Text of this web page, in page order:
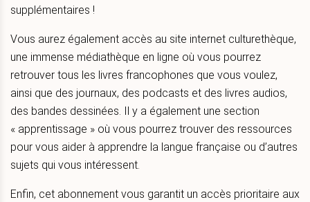
supplémentaires !
Vous aurez également accès au site internet culturethèque,
une immense médiathèque en ligne où vous pourrez
retrouver tous les livres francophones que vous voulez,
ainsi que des journaux, des podcasts et des livres audios,
des bandes dessinées. Il y a également une section
« apprentissage » où vous pourrez trouver des ressources
pour vous aider à apprendre la langue française ou d’autres
sujets qui vous intéressent.
Enfin, cet abonnement vous garantit un accès prioritaire aux